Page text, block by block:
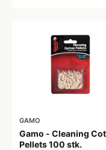
GAMO
Gamo - Cleaning
Pellets 100 stk.